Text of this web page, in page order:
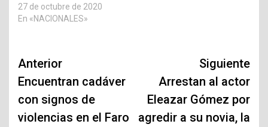
27 de octubre de 2020
En «NACIONALES»
Navegación
de
entradas
Anterior
Encuentran cadáver
con signos de
violencias en el Faro
Siguiente
Arrestan al actor
Eleazar Gómez por
agredir a su novia, la